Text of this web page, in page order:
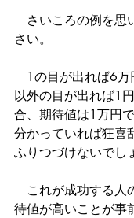
さいころの例を思
さい。
1の目が出れば6万
以外の目が出れば1
合、期待値は1万円
分かっていれば狂喜
ふりつづけないでし
これが成功する人
待値が高いことが事